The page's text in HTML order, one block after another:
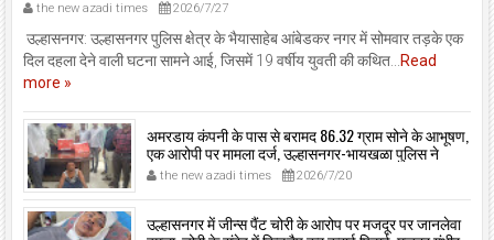
the new azadi times 2026/7/27
उल्हासनगर: उल्हासनगर पुलिस क्षेत्र के भैयासाहेब आंबेडकर नगर में सोमवार तड़के एक
दिल दहला देने वाली घटना सामने आई, जिसमें 19 वर्षीय युवती की कथित...
Read
more »
अमरडाय कंपनी के पास से बरामद 86.32 ग्राम सोने के आभूषण,
एक आरोपी पर मामला दर्ज, उल्हासनगर-भायखळा पुलिस ने
घरफोड़ियों के संबंध में एक आरोपी से महत्वपूर्ण पूछताछ के बाद
आरोपी के साथी के ठिकाने से 10,90,261 रुपये मूल्य के सोने के
आभूषण बरामद किए।
the new azadi times 2026/7/20
उल्हासनगर में जीन्स पैंट चोरी के आरोप पर मजदूर पर जानलेवा